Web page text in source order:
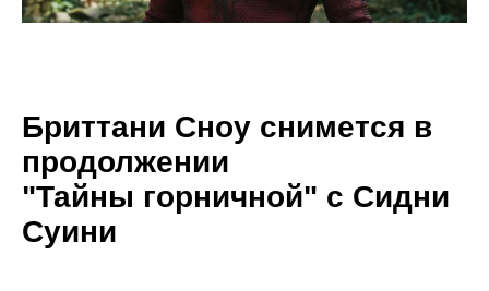
Бриттани Сноу снимется в
продолжении
"Тайны горничной" с Сидни
Суини